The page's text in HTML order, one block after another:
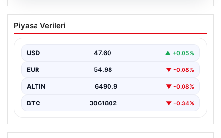
06.08.2026
Maçın bitişi sonrası Neymar’ın
tansiyonu yükseldi
gergin anlar yaşandı. Tribünlerin coşkusu ve sahadaki
yüksek…
Piyasa Verileri
USD 47.60 ▲ +0.05%
EUR 54.98 ▼ -0.08%
ALTIN 6490.9 ▼ -0.08%
BTC 3061802 ▼ -0.34%